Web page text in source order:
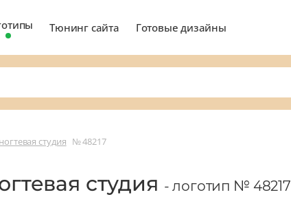
Тюнинг сайта Готовые дизайны
студия № 48217
студия - логотип № 48217